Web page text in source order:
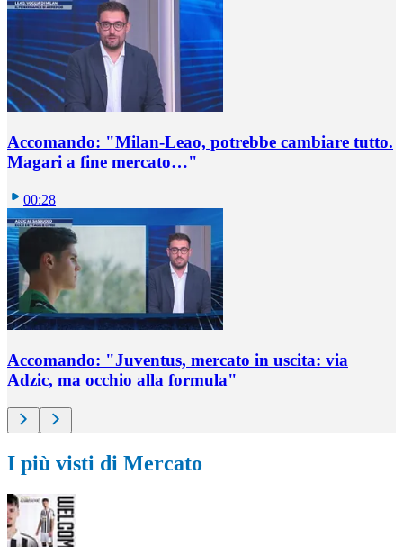
Accomando: "Milan-Leao, potrebbe cambiare tutto.
Magari a fine mercato…"
00:28
Accomando: "Juventus, mercato in uscita: via
Adzic, ma occhio alla formula"
I più visti di Mercato